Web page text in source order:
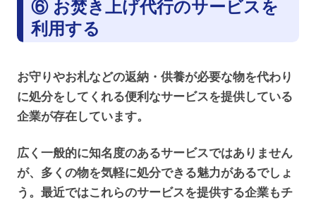
⑥ お焚き上げ代行のサービスを
利用する
お守りやお札などの返納・供養が必要な物を代わり
に処分をしてくれる便利なサービスを提供している
企業が存在しています。
広く一般的に知名度のあるサービスではありません
が、多くの物を気軽に処分できる魅力があるでしょ
う。最近ではこれらのサービスを提供する企業もチ